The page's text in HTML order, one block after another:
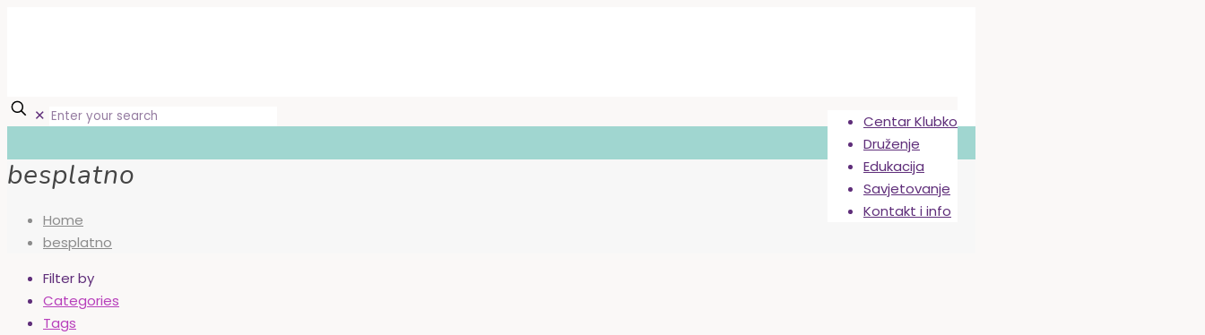
Centar Klubko
Druženje
Edukacija
Savjetovanje
Kontakt i info
✕
besplatno
Home
besplatno
Filter by
Categories
Tags